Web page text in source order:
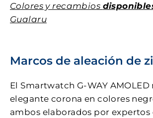
Colores y recambios
Gualaru
Marcos de aleación de
El Smartwatch G-WAY
elegante corona en colores
ambos elaborados por expertos